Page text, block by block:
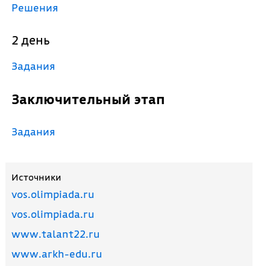
Решения
2 день
Задания
Заключительный этап
Задания
Источники
vos.olimpiada.ru
vos.olimpiada.ru
www.talant22.ru
www.arkh-edu.ru